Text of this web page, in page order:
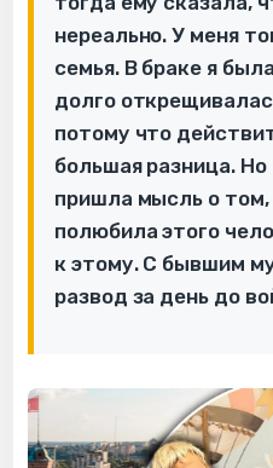
нереально. У меня
семья. В браке я
долго
потому что
большая разница.
пришла мысль о том,
полюбила этого
к этому. С бывшим
развод за день до